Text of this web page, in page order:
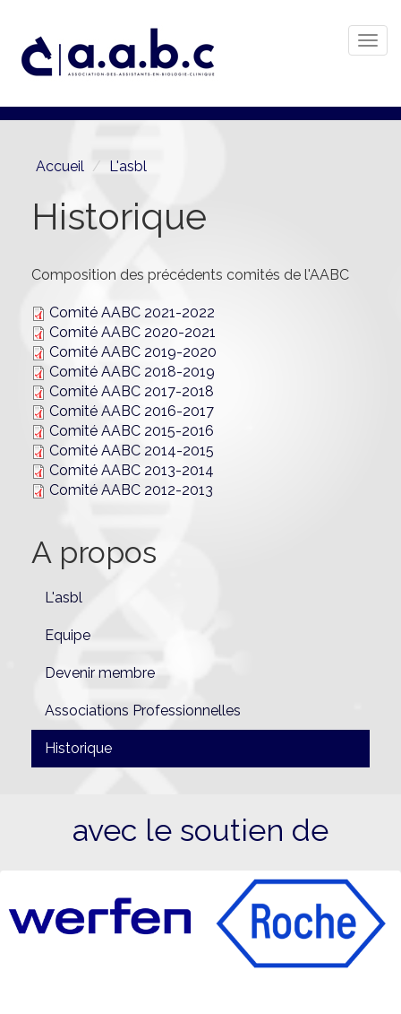
au
principalAccueil L'asbl
Historique
Composition des précédents comités de l'AABC
Comité AABC 2021-2022
Comité AABC 2020-2021
Comité AABC 2019-2020
Comité AABC 2018-2019
Comité AABC 2017-2018
Comité AABC 2016-2017
Comité AABC 2015-2016
Comité AABC 2014-2015
Comité AABC 2013-2014
Comité AABC 2012-2013
A propos
L'asbl
Equipe
Devenir membre
Associations Professionnelles
Historique
avec le soutien de